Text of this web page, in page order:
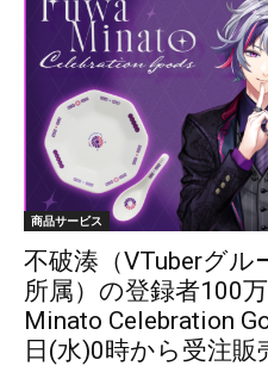
商品サービス
不破湊（VTuberグル
所属）の登録者100
Minato Celebration
日(水)0時から受注販